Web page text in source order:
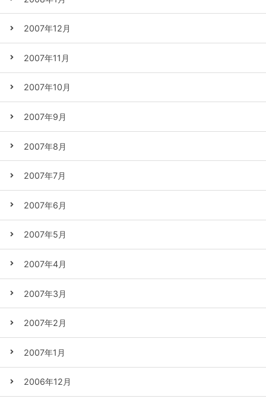
2007年12月
2007年11月
2007年10月
2007年9月
2007年8月
2007年7月
2007年6月
2007年5月
2007年4月
2007年3月
2007年2月
2007年1月
2006年12月